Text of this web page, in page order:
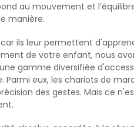
au mouvement et
manière.
ils leur permettent
de votre enfant, nous
gamme diversifiée
eux, les chariots de
des gestes. Mais ce